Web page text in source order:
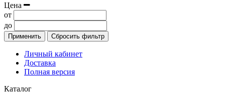
Цена
от
до
Применить Сбросить фильтр
Личный кабинет
Доставка
Полная версия
Каталог